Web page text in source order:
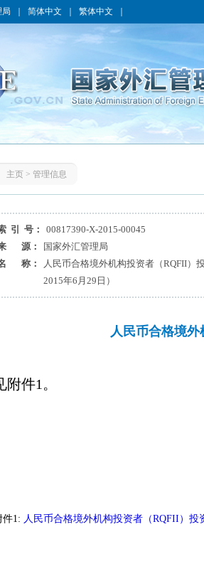
局 简体中文 繁体中文
主页> 管理信息
引 号：
00817390-X-2015-00045
源：
国家外汇管理局
称：
人民币合格境外机构投资者（RQFII）
2015年6月29日）
人民币合格境
附件1。
件1: 人民币合格境外机构投资者（RQFII）投